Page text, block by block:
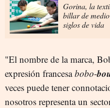
Gorina, la
billar de
siglos de vida
"El nombre de la marca,
expresión francesabobo-
veces puede tener
nosotros representa un